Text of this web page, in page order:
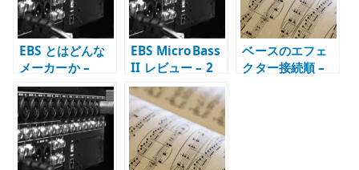
EBS とはどんな
メーカーか –
MicroBass、
MultiComp、ベ
ースアンプから
特徴を知る
EBS MicroBass
II レビュー – 2
チャンネル、
DI、ヘッドフォ
ンを一台にまと
める
ベースのエフェ
クター接続順 –